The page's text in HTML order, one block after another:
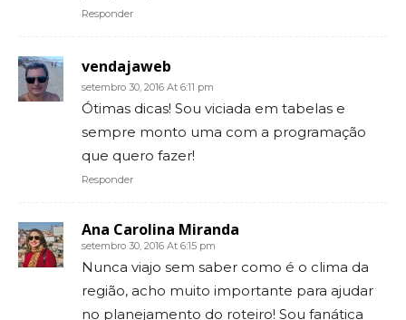
Responder
vendajaweb
setembro 30, 2016 At 6:11 pm
Ótimas dicas! Sou viciada em tabelas e
sempre monto uma com a programação
que quero fazer!
Responder
Ana Carolina Miranda
setembro 30, 2016 At 6:15 pm
Nunca viajo sem saber como é o clima da
região, acho muito importante para ajudar
no planejamento do roteiro! Sou fanática